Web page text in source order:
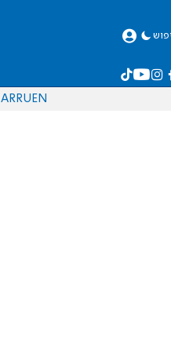
EN
RU
AR